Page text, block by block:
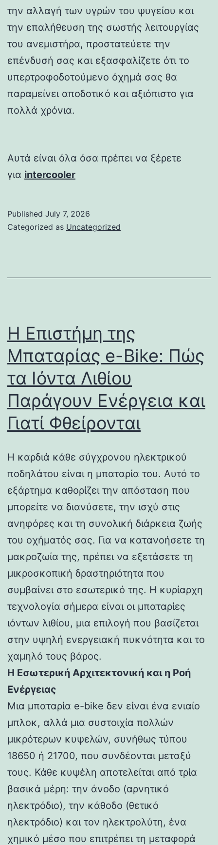
την αλλαγή των υγρών του ψυγείου και
την επαλήθευση της σωστής λειτουργίας
του ανεμιστήρα, προστατεύετε την
επένδυσή σας και εξασφαλίζετε ότι το
υπερτροφοδοτούμενο όχημά σας θα
παραμείνει αποδοτικό και αξιόπιστο για
πολλά χρόνια.
Αυτά είναι όλα όσα πρέπει να ξέρετε
για intercooler
Published July 7, 2026
Categorized as Uncategorized
Η Επιστήμη της
Μπαταρίας e-Bike: Πώς
τα Ιόντα Λιθίου
Παράγουν Ενέργεια και
Γιατί Φθείρονται
Η καρδιά κάθε σύγχρονου ηλεκτρικού
ποδηλάτου είναι η μπαταρία του. Αυτό το
εξάρτημα καθορίζει την απόσταση που
μπορείτε να διανύσετε, την ισχύ στις
ανηφόρες και τη συνολική διάρκεια ζωής
του οχήματός σας. Για να κατανοήσετε τη
μακροζωία της, πρέπει να εξετάσετε τη
μικροσκοπική δραστηριότητα που
συμβαίνει στο εσωτερικό της. Η κυρίαρχη
τεχνολογία σήμερα είναι οι μπαταρίες
ιόντων λιθίου, μια επιλογή που βασίζεται
στην υψηλή ενεργειακή πυκνότητα και το
χαμηλό τους βάρος.
Η Εσωτερική Αρχιτεκτονική και η Ροή
Ενέργειας
Μια μπαταρία e-bike δεν είναι ένα ενιαίο
μπλοκ, αλλά μια συστοιχία πολλών
μικρότερων κυψελών, συνήθως τύπου
18650 ή 21700, που συνδέονται μεταξύ
τους. Κάθε κυψέλη αποτελείται από τρία
βασικά μέρη: την άνοδο (αρνητικό
ηλεκτρόδιο), την κάθοδο (θετικό
ηλεκτρόδιο) και τον ηλεκτρολύτη, ένα
χημικό μέσο που επιτρέπει τη μεταφορά